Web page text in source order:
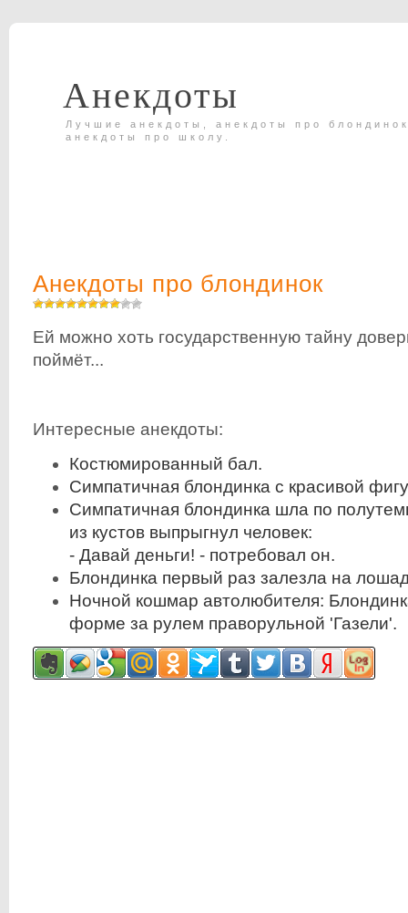
Анекдоты
Лучшие анекдоты, анекдоты про
анекдоты про школу.
Анекдоты про блондинок
Ей можно хоть государственную тайну
поймёт...
Интересные анекдоты:
Костюмированный бал.
Симпатичная блондинка с красивой
Симпатичная блондинка шла по
из кустов выпрыгнул человек:
- Давай деньги! - потребовал он.
Блондинка первый раз залезла на
Ночной кошмар автолюбителя:
форме за рулем праворульной 'Газели'.